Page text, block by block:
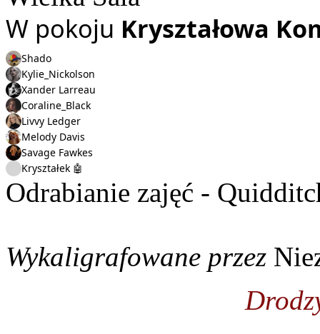
W pokoju Kryształowa
Shado
Kylie_Nickolson
Xander Larreau
Coraline_Black
Livvy Ledger
Melody Davis
Savage Fawkes
Kryształek 🤖
Odrabianie zajęć -
Wykaligrafowane przez